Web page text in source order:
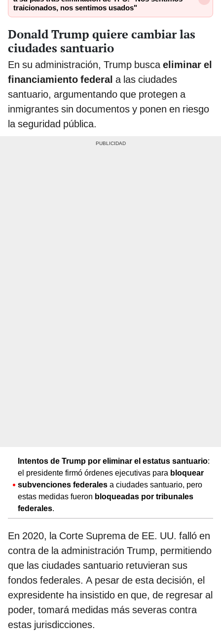
traicionados, nos sentimos usados"
Donald Trump quiere cambiar las
ciudades santuario
En su administración, Trump busca eliminar el
financiamiento federal a las ciudades
santuario, argumentando que protegen a
inmigrantes sin documentos y ponen en riesgo
la seguridad pública.
Intentos de Trump por eliminar el estatus santuario:
el presidente firmó órdenes ejecutivas para bloquear
subvenciones federales a ciudades santuario, pero
estas medidas fueron bloqueadas por tribunales
federales.
En 2020, la Corte Suprema de EE. UU. falló en
contra de la administración Trump, permitiendo
que las ciudades santuario retuvieran sus
fondos federales. A pesar de esta decisión, el
expresidente ha insistido en que, de regresar al
poder, tomará medidas más severas contra
estas jurisdicciones.